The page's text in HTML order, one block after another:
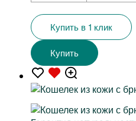
Купить в 1 клик
Купить